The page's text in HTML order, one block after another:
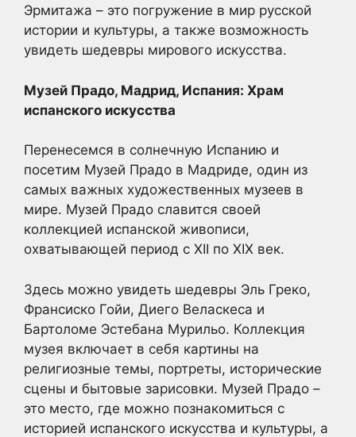
Эрмитажа – это погружение в мир русской
истории и культуры, а также возможность
увидеть шедевры мирового искусства.
Музей Прадо, Мадрид, Испания: Храм
испанского искусства
Перенесемся в солнечную Испанию и
посетим Музей Прадо в Мадриде, один из
самых важных художественных музеев в
мире. Музей Прадо славится своей
коллекцией испанской живописи,
охватывающей период с XII по XIX век.
Здесь можно увидеть шедевры Эль Греко,
Франсиско Гойи, Диего Веласкеса и
Бартоломе Эстебана Мурильо. Коллекция
музея включает в себя картины на
религиозные темы, портреты, исторические
сцены и бытовые зарисовки. Музей Прадо –
это место, где можно познакомиться с
историей испанского искусства и культуры, а